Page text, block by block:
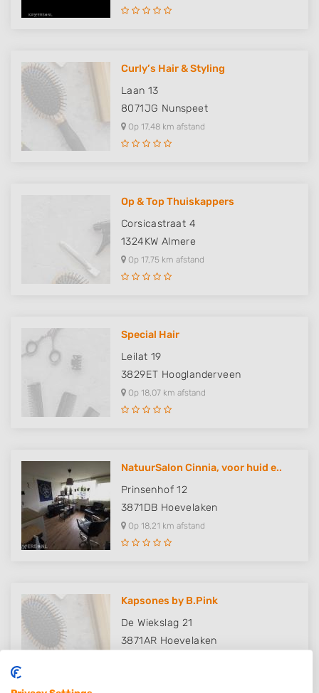
Curly’s Hair & Styling
Laan 13
8071JG Nunspeet
Op 17,48 km afstand
Op & Top Thuiskappers
Corsicastraat 4
1324KW Almere
Op 17,75 km afstand
Special Hair
Leilat 19
3829ET Hooglanderveen
Op 18,07 km afstand
NatuurSalon Cinnia, voor huid e..
Prinsenhof 12
3871DB Hoevelaken
Op 18,21 km afstand
Kapsones by B.Pink
De Wiekslag 21
3871AR Hoevelaken